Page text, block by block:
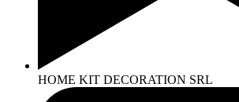
HOME KIT DECORATION SRL